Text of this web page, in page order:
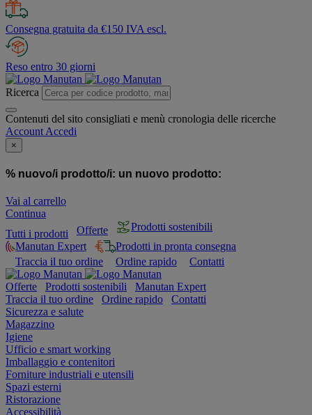
Consegna gratuita da €150 IVA escl.
Reso entro 30 giorni
Ricerca
Contenuti del sito consigliati e menù cronologia delle ricerche
Account Accedi
×
% nuovo/i prodotto/i: un nuovo prodotto:
Vai al carrello
Continua
Tutti i prodotti
Offerte
Prodotti sostenibili
Manutan Expert
Prodotti in pronta consegna
Traccia il tuo ordine
Ordine rapido Contatti
Offerte Prodotti sostenibili
Manutan Expert
Traccia il tuo ordine
Ordine rapido
Contatti
Sicurezza e salute
Magazzino
Igiene
Ufficio e smart working
Imballaggio e contenitori
Forniture industriali e utensili
Spazi esterni
Ristorazione
Accessibilità